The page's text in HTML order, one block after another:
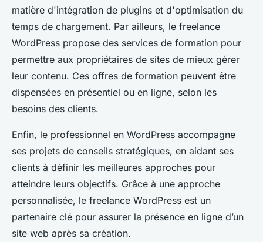
matière d'intégration de plugins et d'optimisation du
temps de chargement. Par ailleurs, le freelance
WordPress propose des services de formation pour
permettre aux propriétaires de sites de mieux gérer
leur contenu. Ces offres de formation peuvent être
dispensées en présentiel ou en ligne, selon les
besoins des clients.
Enfin, le professionnel en WordPress accompagne
ses projets de conseils stratégiques, en aidant ses
clients à définir les meilleures approches pour
atteindre leurs objectifs. Grâce à une approche
personnalisée, le freelance WordPress est un
partenaire clé pour assurer la présence en ligne d’un
site web après sa création.